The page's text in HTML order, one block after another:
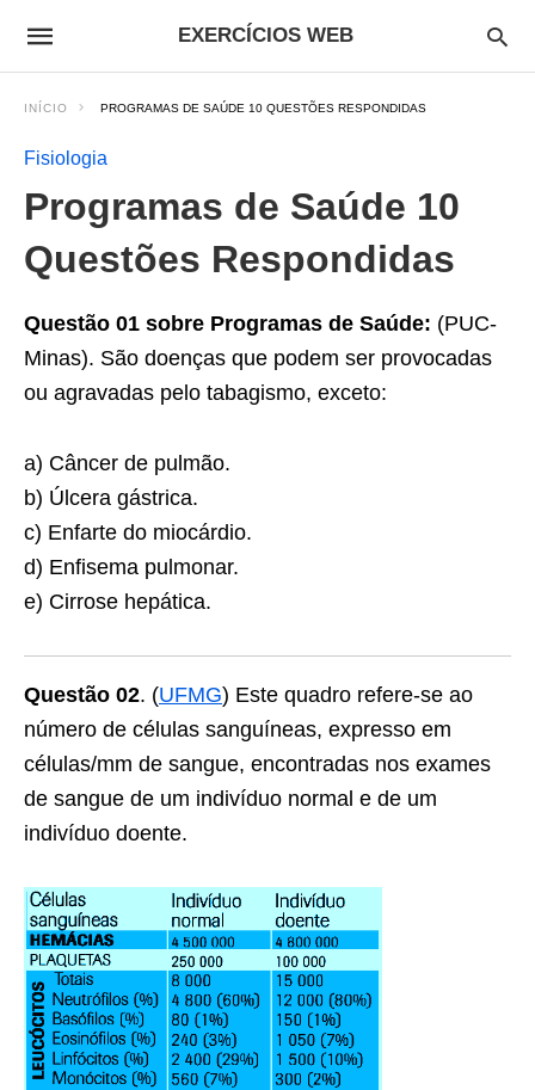
EXERCÍCIOS WEB
INÍCIO PROGRAMAS DE SAÚDE 10 QUESTÕES RESPONDIDAS
Fisiologia
Programas de Saúde 10
Questões Respondidas
Questão 01 sobre Programas de Saúde: (PUC-
Minas). São doenças que podem ser provocadas
ou agravadas pelo tabagismo, exceto:
a) Câncer de pulmão.
b) Úlcera gástrica.
c) Enfarte do miocárdio.
d) Enfisema pulmonar.
e) Cirrose hepática.
Questão 02. (UFMG) Este quadro refere-se ao
número de células sanguíneas, expresso em
células/mm de sangue, encontradas nos exames
de sangue de um indivíduo normal e de um
indivíduo doente.